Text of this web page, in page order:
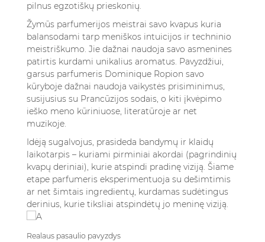
pilnus egzotiškų prieskonių.
Žymūs parfumerijos meistrai savo kvapus kuria
balansodami tarp meniškos intuicijos ir techninio
meistriškumo. Jie dažnai naudoja savo asmenines
patirtis kurdami unikalius aromatus. Pavyzdžiui,
garsus parfumeris Dominique Ropion savo
kūryboje dažnai naudoja vaikystės prisiminimus,
susijusius su Prancūzijos sodais, o kiti įkvėpimo
ieško meno kūriniuose, literatūroje ar net
muzikoje.
Idėją sugalvojus, prasideda bandymų ir klaidų
laikotarpis – kuriami pirminiai akordai (pagrindinių
kvapų deriniai), kurie atspindi pradinę viziją. Šiame
etape parfumeris eksperimentuoja su dešimtimis
ar net šimtais ingredientų, kurdamas sudėtingus
derinius, kurie tiksliai atspindėtų jo meninę viziją.
Realaus pasaulio pavyzdys